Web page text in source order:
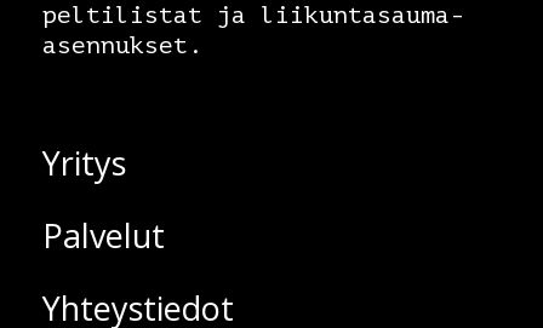
peltilistat ja liikuntasauma-
asennukset.
Yritys
Palvelut
Yhteystiedot